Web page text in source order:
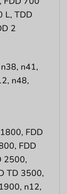
L, TDD
2
n41,
n48,
FDD
FDD
2500,
TD 3500,
n12,